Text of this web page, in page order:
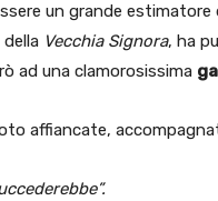
un grande estimatore
della Vecchia Signora, ha
ad una clamorosissima
affiancate,